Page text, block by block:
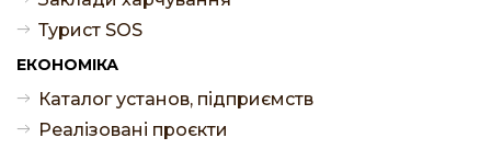
Турист SOS
ЕКОНОМІКА
Каталог установ, підприємств
Реалізовані проєкти